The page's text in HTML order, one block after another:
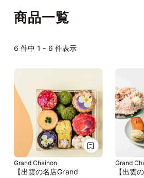
商品一覧
6 件中 1 - 6 件表示
Grand Chainon
【出雲の名店Grand
Grand
【出雲